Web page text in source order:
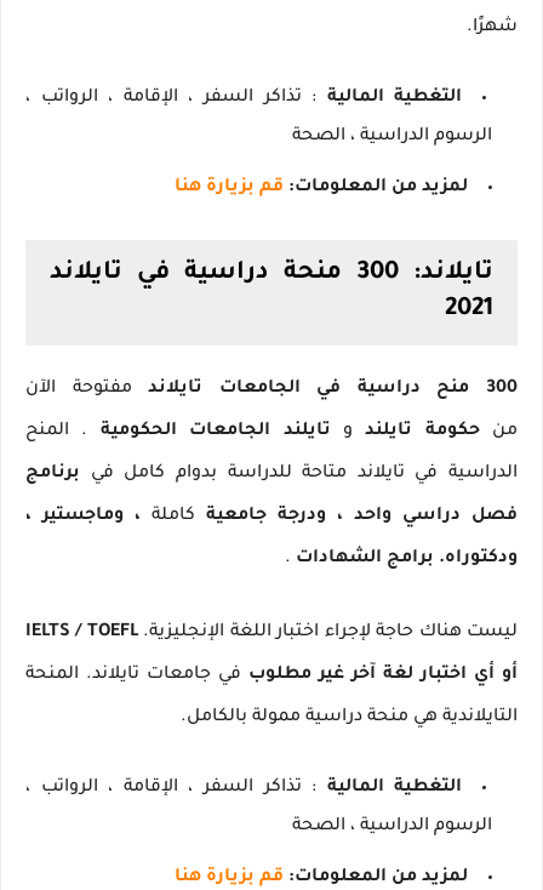
شهرًا.
التغطية المالية : تذاكر السفر ، الإقامة ، الرواتب ،
الرسوم الدراسية ، الصحة
لمزيد من المعلومات: قم بزيارة هنا
تايلاند: 300 منحة دراسية في تايلاند
2021
300 منح دراسية في الجامعات تايلاند مفتوحة الآن
منحكومة تايلندو تايلند الجامعات الحكومية . المنح
الدراسية في تايلاند متاحة للدراسة بدوام كامل في برنامج
فصل دراسي واحد ، ودرجة جامعية كاملة ، وماجستير ،
ودكتوراه. برامج الشهادات .
ليست هناك حاجة لإجراء اختبار اللغة الإنجليزية.IELTS / TOEFL
أو أي اختبار لغة آخر غير مطلوب في جامعات تايلاند. المنحة
التايلاندية هي منحة دراسية ممولة بالكامل.
التغطية المالية : تذاكر السفر ، الإقامة ، الرواتب ،
الرسوم الدراسية ، الصحة
لمزيد من المعلومات: قم بزيارة هنا